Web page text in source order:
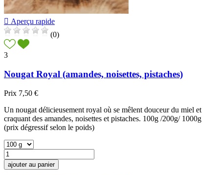
 Aperçu rapide
(0)
3
Nougat Royal (amandes, noisettes, pistaches)
Prix 7,50 €
Un nougat délicieusement royal où se mêlent douceur du miel et
craquant des amandes, noisettes et pistaches. 100g /200g/ 1000g
(prix dégressif selon le poids)
ajouter au panier